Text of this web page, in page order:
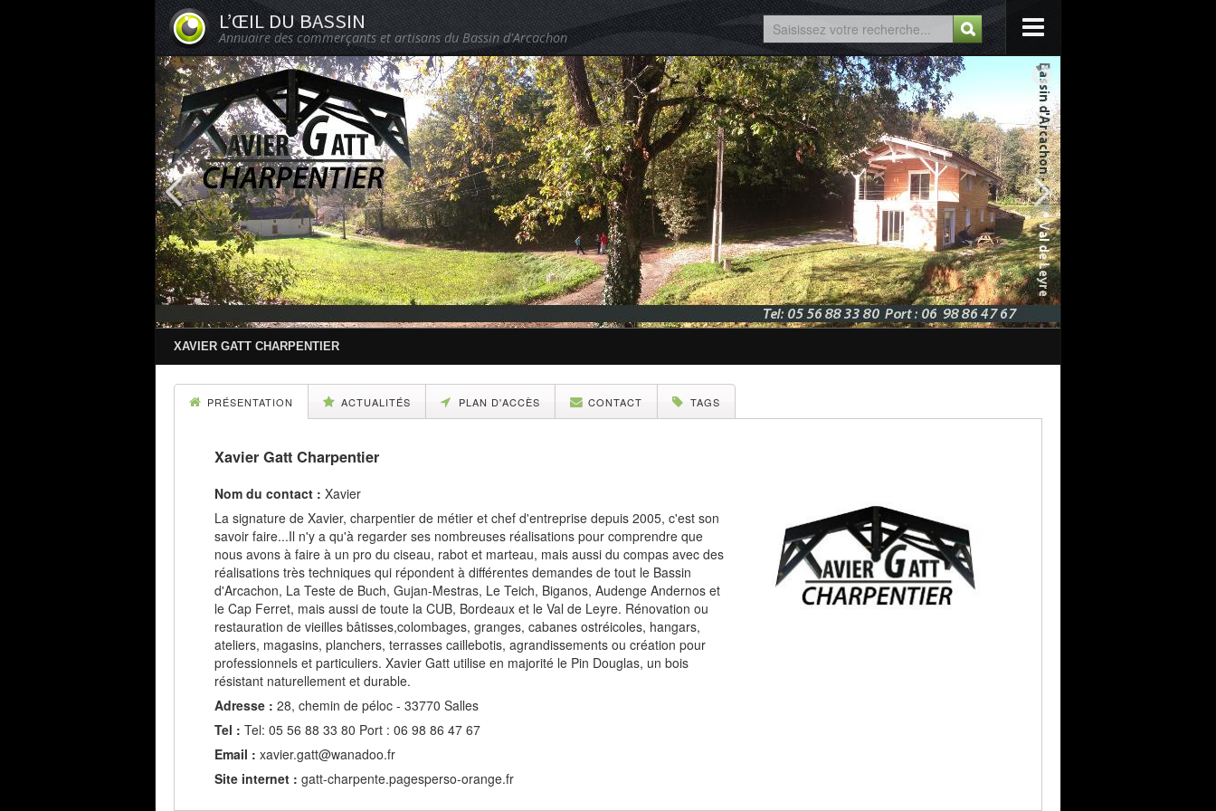
L’ŒIL DU BASSIN
Annuaire des commerçants et artisans du Bassin d'Arcachon
XAVIER GATT CHARPENTIER
PRÉSENTATION ACTUALITÉS PLAN D'ACCÈS CONTACT TAGS
Xavier Gatt Charpentier
Nom du contact : Xavier
La signature de Xavier, charpentier de métier et chef d'entreprise depuis 2005, c'est son
savoir faire...Il n'y a qu'à regarder ses nombreuses réalisations pour comprendre que
nous avons à faire à un pro du ciseau, rabot et marteau, mais aussi du compas avec des
réalisations très techniques qui répondent à différentes demandes de tout le Bassin
d'Arcachon, La Teste de Buch, Gujan-Mestras, Le Teich, Biganos, Audenge Andernos et
le Cap Ferret, mais aussi de toute la CUB, Bordeaux et le Val de Leyre. Rénovation ou
restauration de vieilles bâtisses,colombages, granges, cabanes ostréicoles, hangars,
ateliers, magasins, planchers, terrasses caillebotis, agrandissements ou création pour
professionnels et particuliers. Xavier Gatt utilise en majorité le Pin Douglas, un bois
résistant naturellement et durable.
Adresse : 28, chemin de péloc - 33770 Salles
Tel : Tel: 05 56 88 33 80 Port : 06 98 86 47 67
Email : xavier.gatt@wanadoo.fr
Site internet : gatt-charpente.pagesperso-orange.fr